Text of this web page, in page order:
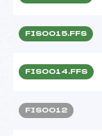
FIS0015.FFS
FIS0014.FFS
FIS0012